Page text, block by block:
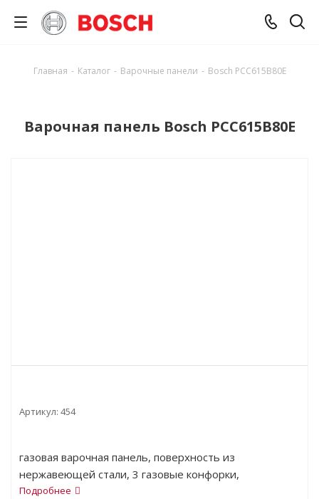
Главная - Каталог - Варочные панели - Bosch PCC615B80E
Варочная панель Bosch PCC615B80E
Артикул: 454
газовая варочная панель, поверхность из
нержавеющей стали, 3 газовые конфорки,
трехконтурная конфорка, переключатели
Подробнее